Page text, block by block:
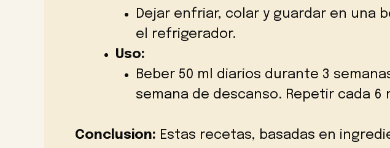
Dejar enfriar, colar y guardar en una
el refrigerador.
Uso:
Beber 50 ml diarios durante 3
semana de descanso. Repetir cada 6
Conclusion: Estas recetas, basadas en